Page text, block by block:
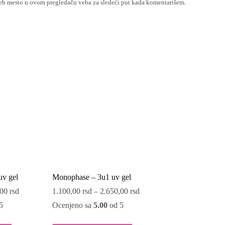
mesto u ovom pregledaču veba za sledeći put kada komentarišem.
gel
rsd
Monophase – 3u1 uv gel
1.100,00 rsd– 2.650,00 rsd
Ocenjeno sa 5.00od 5